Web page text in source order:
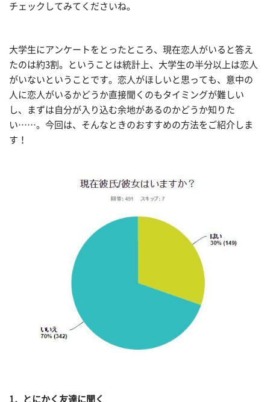
チェックしてみてくださいね。
大学生にアンケートをとったところ、現在恋人がいると答え
たのは約3割。ということは統計上、大学生の半分以上は恋人
がいないということです。恋人がほしいと思っても、意中の
人に恋人がいるかどうか直接聞くのもタイミングが難しい
し、まずは自分が入り込む余地があるのかどうか知りた
い……。今回は、そんなときのおすすめの方法をご紹介しま
す！
1．とにかく友達に聞く